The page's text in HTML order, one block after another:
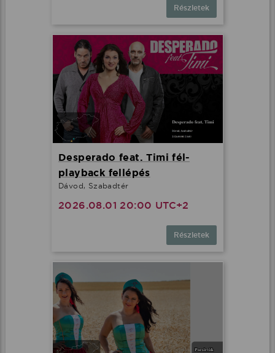
Részletek
Desperado feat. Timi fél-
playback fellépés
Dávod, Szabadtér
2026.08.01 20:00 UTC+2
Részletek